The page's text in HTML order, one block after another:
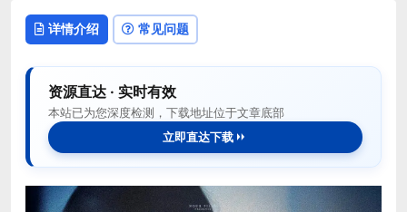
详情介绍 常见问题
资源直达 · 实时有效
本站已为您深度检测，下载地址位于文章底部
立即直达下载